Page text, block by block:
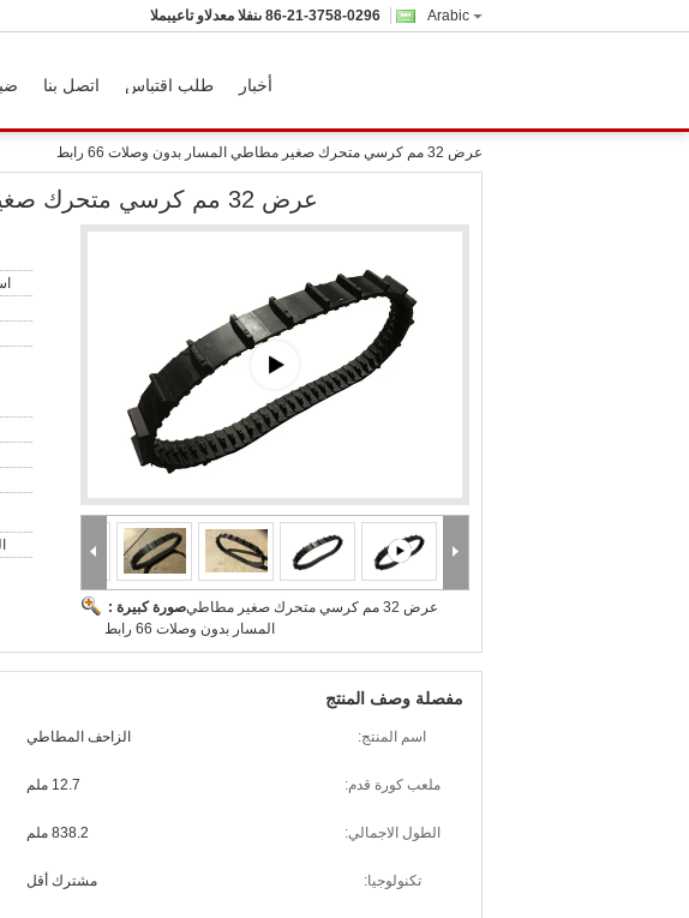
Arabic المبيعات والدعم الفنى 86-21-3758-0296
اتصل بنا طلب اقتباس أخبار
عرض 32 مم كرسي متحرك صغير مطاطي المسار بدون وصلات 66 رابط
عرض 32 مم كرسي متحرك صغير مطاطي المسار بدون وصلات 66 رابط
صورة كبيرة :عرض 32 مم كرسي متحرك صغير مطاطي
المسار بدون وصلات 66 رابط
مفصلة وصف المنتج
اسم المنتج: الزاحف المطاطي
ملعب كورة قدم: 12.7 ملم
الطول الاجمالي: 838.2 ملم
تكنولوجيا: مشترك أقل